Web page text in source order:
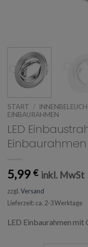
START /
EINBAURAHMEN
LED
Einbaurahmen
5,99 € inkl. MwSt
zzgl.Versand
Lieferzeit: ca. 2-3 Werktage
LED Einbaurahmen mit